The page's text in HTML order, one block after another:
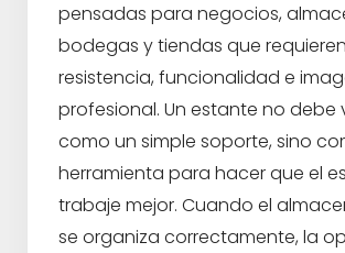
pensadas para negocios,
bodegas y tiendas que requieren
resistencia, funcionalidad e
profesional. Un estante no debe
como un simple soporte, sino
herramienta para hacer que el
trabaje mejor. Cuando el
se organiza correctamente, la